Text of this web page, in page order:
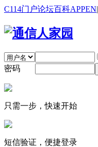
C114门户论坛百科APPEN|
密码
只需一步，快速开始
短信验证，便捷登录